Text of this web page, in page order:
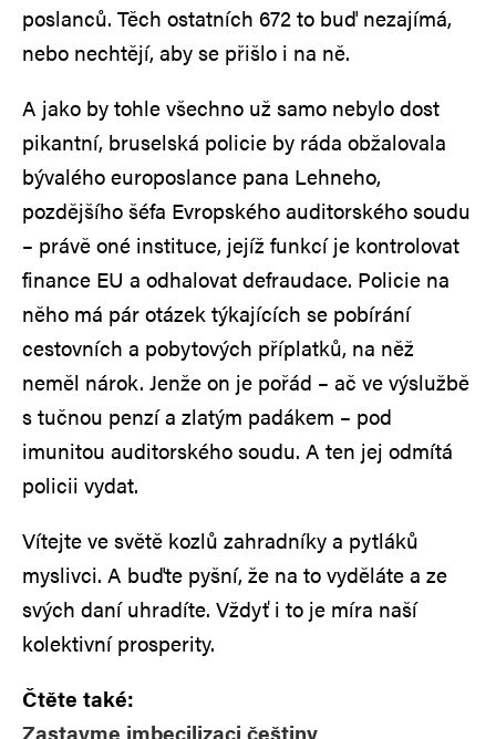
poslanců. Těch ostatních 672 to buď nezajímá,
nebo nechtějí, aby se přišlo i na ně.
A jako by tohle všechno už samo nebylo dost
pikantní, bruselská policie by ráda obžalovala
bývalého europoslance pana Lehneho,
pozdějšího šéfa Evropského auditorského soudu
– právě oné instituce, jejíž funkcí je kontrolovat
finance EU a odhalovat defraudace. Policie na
něho má pár otázek týkajících se pobírání
cestovních a pobytových příplatků, na něž
neměl nárok. Jenže on je pořád – ač ve výslužbě
s tučnou penzí a zlatým padákem – pod
imunitou auditorského soudu. A ten jej odmítá
policii vydat.
Vítejte ve světě kozlů zahradníky a pytláků
myslivci. A buďte pyšní, že na to vyděláte a ze
svých daní uhradíte. Vždyť i to je míra naší
kolektivní prosperity.
Čtěte také:
Zastavme imbecilizaci češtiny